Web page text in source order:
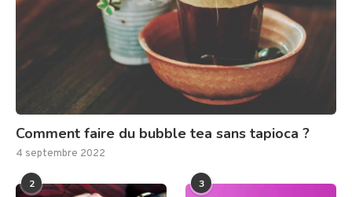
Comment faire du bubble tea sans tapioca ?
4 septembre 2022
2 3